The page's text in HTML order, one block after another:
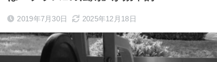
2019年7月30日 2025年12月18日